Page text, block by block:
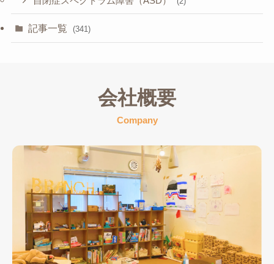
記事一覧 (341)
会社概要
Company